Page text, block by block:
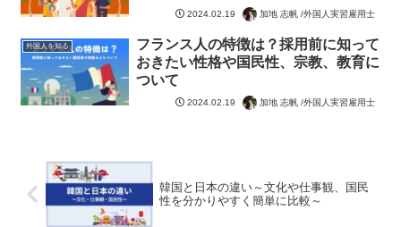
2024.02.19 加地 志帆 /外国人実習雇用士
外国人を知る
フランス人の特徴は？採用前に知って
おきたい性格や国民性、宗教、教育に
ついて
2024.02.19 加地 志帆 /外国人実習雇用士
韓国と日本の違い～文化や仕事観、国民
性を分かりやすく簡単に比較～